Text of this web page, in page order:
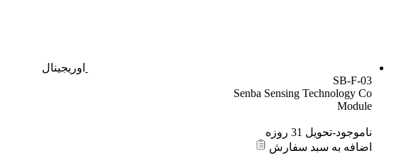
اوریجینال
SB-F-03
Senba Sensing Technology Co
Module
ناموجود-تحویل 31 روزه
اضافه به سبد سفارش